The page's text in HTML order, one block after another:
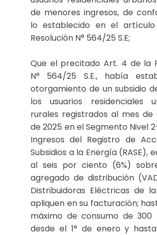
de menores ingresos, de
lo establecido en el
Resolución N° 564/25 S.E;
Que el precitado Art. 4 de la
N° 564/25 S.E., había
otorgamiento de un subsidio
los usuarios residenciales
rurales registrados al mes de
de 2025 en el Segmento Nivel
Ingresos del Registro de
Subsidios a la Energía (RASE),
al seis por ciento (6%)
agregado de distribución
Distribuidoras Eléctricas de
apliquen en su facturación;
máximo de consumo de 300
desde el 1° de enero y